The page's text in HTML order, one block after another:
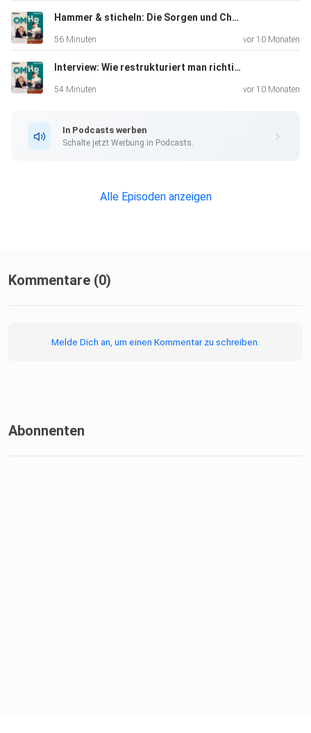
anregenden Ideen oder konstruktivem Feedback? Wir
freuen uns! Gerne
Bewerbungen
nehmen wir da nicht entgegen. Schön, dass du es bis hierhin
Jobs & HR, produziert von Podstars by OMR.
Hammer & sticheln: Die Sorgen und Chancen des Handwerks – mit Jonas Winkler
56 Minuten vor 10 Monaten
Interview: Wie restrukturiert man richtig, Dr. Sabrina Zeplin?
54 Minuten vor 10 Monaten
In Podcasts werben
Schalte jetzt Werbung in Podcasts.
Alle Episoden anzeigen
Kommentare (0)
Melde Dich an, um einen Kommentar zu schreiben.
Abonnenten